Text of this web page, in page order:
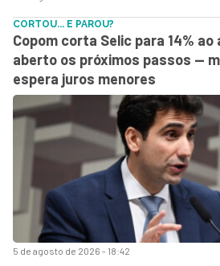
5 de agosto de 2026 - 18:42
CORTOU... E PAROU?
Copom corta Selic para 14% ao
aberto os próximos passos —
espera juros menores